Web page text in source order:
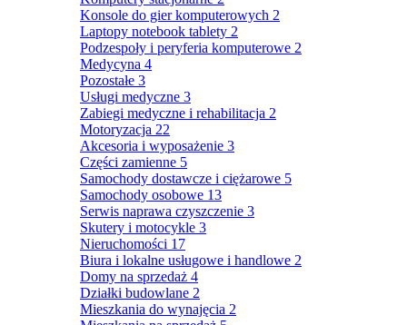
Konsole do gier komputerowych 2
Laptopy notebook tablety 2
Podzespoły i peryferia komputerowe 2
Medycyna 4
Pozostałe 3
Usługi medyczne 3
Zabiegi medyczne i rehabilitacja 2
Motoryzacja 22
Akcesoria i wyposażenie 3
Części zamienne 5
Samochody dostawcze i ciężarowe 5
Samochody osobowe 13
Serwis naprawa czyszczenie 3
Skutery i motocykle 3
Nieruchomości 17
Biura i lokalne usługowe i handlowe 2
Domy na sprzedaż 4
Działki budowlane 2
Mieszkania do wynajęcia 2